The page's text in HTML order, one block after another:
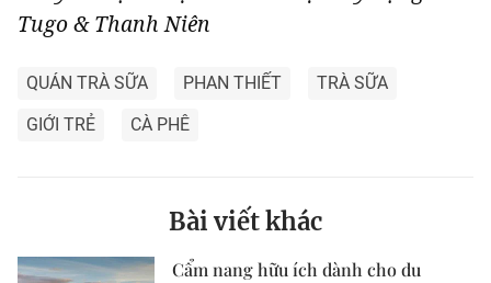
Tugo & Thanh Niên
QUÁN TRÀ SỮA PHAN THIẾT
TRÀ SỮA
GIỚI TRẺ
CÀ PHÊ
Bài viết khác
Cẩm nang hữu ích dành cho du